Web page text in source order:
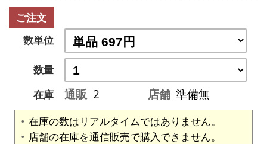
ご注文
数単位
数量
在庫
通販 2 店舗 準備無
在庫の数はリアルタイムではありません。
店舗の在庫を通信販売で購入できません。